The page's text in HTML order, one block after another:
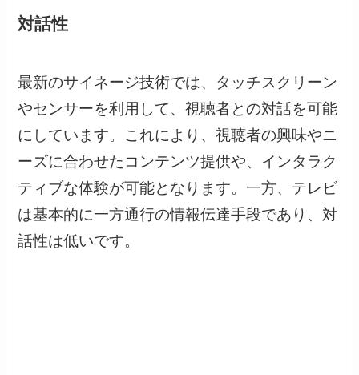
対話性
最新のサイネージ技術では、タッチスクリーン
やセンサーを利用して、視聴者との対話を可能
にしています。これにより、視聴者の興味やニ
ーズに合わせたコンテンツ提供や、インタラク
ティブな体験が可能となります。一方、テレビ
は基本的に一方通行の情報伝達手段であり、対
話性は低いです。